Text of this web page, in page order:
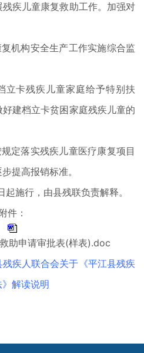
疾儿童康复救助工作。加强对
机构安全生产工作实施综合监
立卡残疾儿童家庭给予特别扶
建档立卡贫困家庭残疾儿童的
定落实残疾儿童医疗康复项目
提高报销标准。
施行，由县残联负责解释。
件：
助申请审批表(样表).doc
疾人联合会关于《平江县残疾
解读说明